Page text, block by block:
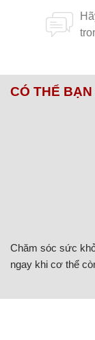
CÓ THỂ
Chăm sóc sức
ngay khi cơ thể